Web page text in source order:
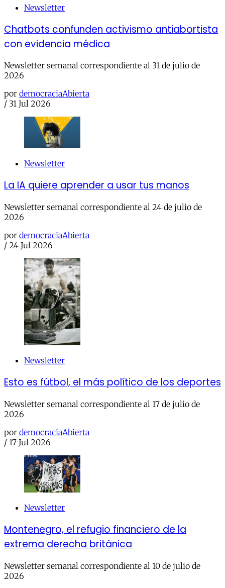
Newsletter
Chatbots confunden activismo antiabortista
con evidencia médica
Newsletter semanal correspondiente al 31 de julio de
2026
por democraciaAbierta
/ 31 Jul 2026
Newsletter
La IA quiere aprender a usar tus manos
Newsletter semanal correspondiente al 24 de julio de
2026
por democraciaAbierta
/ 24 Jul 2026
Newsletter
Esto es fútbol, el más político de los deportes
Newsletter semanal correspondiente al 17 de julio de
2026
por democraciaAbierta
/ 17 Jul 2026
Newsletter
Montenegro, el refugio financiero de la
extrema derecha británica
Newsletter semanal correspondiente al 10 de julio de
2026